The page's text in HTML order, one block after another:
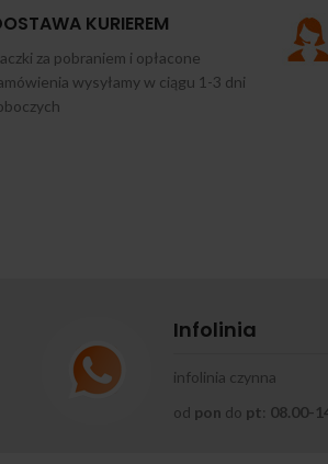
KURIEREM
za pobraniem i opłacone
wysyłamy w ciągu 1-3 dni
Infolinia
infolinia czynna
od pon do pt: 08.00-